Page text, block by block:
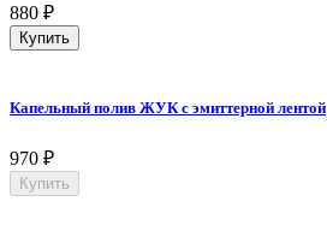
880 ₽
Купить
Капельный полив ЖУК с эмиттерной лентой
970 ₽
Купить